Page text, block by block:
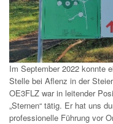
Im September 2022 konnte
Stelle bei Aflenz in der
OE3FLZ war in leitender
„Sternen“ tätig. Er hat uns
professionelle Führung vor